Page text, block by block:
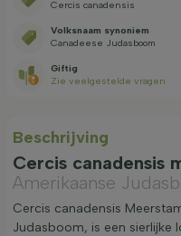
Cercis canadensis
Volksnaam synoniem
Canadeese Judasboom
Giftig
Zie veelgestelde vragen
Beschrijving
Cercis canadensis
Amerikaanse
Cercis canadensis
Judasboom, is een